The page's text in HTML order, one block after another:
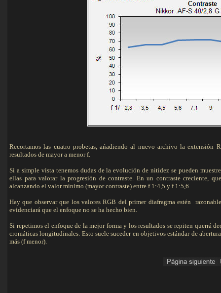
Recortamos las cuatro probetas, ańadiendo al nuevo archivo la extensión
resultados de mayor a menor f.
Si a simple vista tenemos dudas de la evolución de nitidez se pueden
ellas para valorar la progresión de contraste. En un contraste creciente,
alcanzando el valor mínimo (mayor contraste) entre f 1:4,5 y f 1:5,6.
Hay que observar que los valores RGB del primer diafragma estén
evidenciará que el enfoque no se ha hecho bien.
Si repetimos el enfoque de la mejor forma y los resultados se repiten querrá
cromáticas longitudinales. Esto suele suceder en objetivos estándar de
más (f menor).